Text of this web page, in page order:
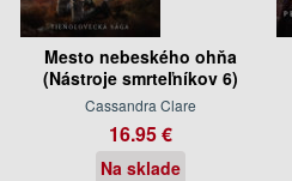
Mesto nebeského ohňa
(Nástroje smrteľníkov 6)
Cassandra Clare
16.95 €
Na sklade